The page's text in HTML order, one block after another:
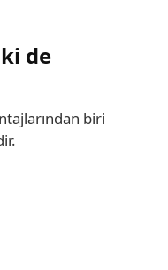
de
biri